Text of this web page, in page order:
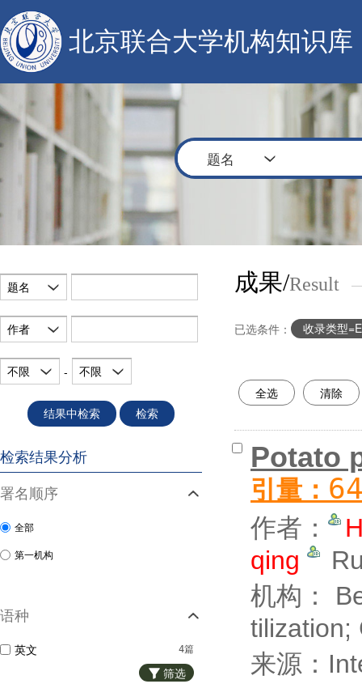
北京联合大学机构知识库
题名
题名
作者
不限 - 不限
结果中检索 检索
检索结果分析
署名顺序
全部
第一机构
语种
4篇
英文
筛选
成果/Result
已选条件： 收录类型
全选 清除
Potato
引量：
作者：
qing
机构：
tilization;
来源：